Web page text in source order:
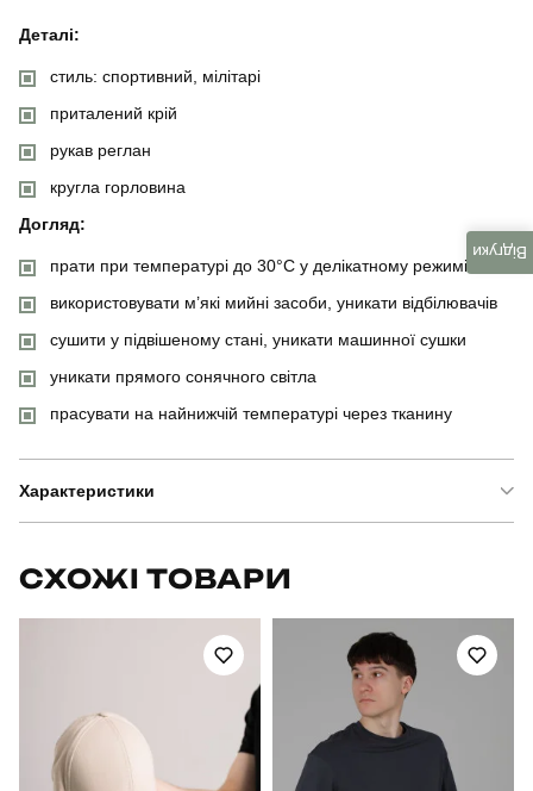
Деталі:
стиль: спортивний, мілітарі
приталений крій
рукав реглан
кругла горловина
Догляд:
прати при температурі до 30°C у делікатному режимі
використовувати м’які мийні засоби, уникати відбілювачів
сушити у підвішеному стані, уникати машинної сушки
уникати прямого сонячного світла
прасувати на найнижчій температурі через тканину
Характеристики
TSfu29323XLba
Призначення для повсякденного носіння
Стать чоловічий
СХОЖІ ТОВАРИ
Відгуки